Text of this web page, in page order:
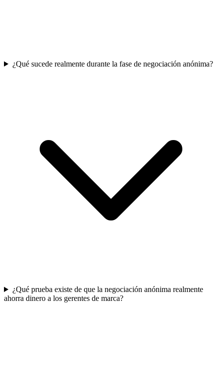
¿Qué sucede realmente durante la fase de negociación anónima?
¿Qué prueba existe de que la negociación anónima realmente
ahorra dinero a los gerentes de marca?